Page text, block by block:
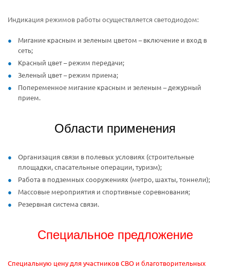
Индикация режимов работы осуществляется светодиодом:
Мигание красным и зеленым цветом – включение и вход в
сеть;
Красный цвет – режим передачи;
Зеленый цвет – режим приема;
Попеременное мигание красным и зеленым – дежурный
прием.
Области применения
Организация связи в полевых условиях (строительные
площадки, спасательные операции, туризм);
Работа в подземных сооружениях (метро, шахты, тоннели);
Массовые мероприятия и спортивные соревнования;
Резервная система связи.
Специальное предложение
Специальную цену для участников СВО и благотворительных